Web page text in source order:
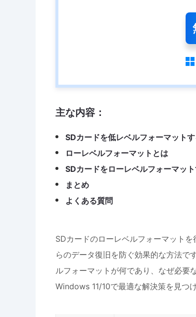

主な内容：
SDカードを低レベルフォーマット
ローレベルフォーマットとは
SDカードをローレベルフォーマッ
まとめ
よくある質問
SDカードのローレベルフォーマット
らのデータ復旧を防ぐ効果的な方法で
ルフォーマットが何であり、なぜ必要
Windows 11/10で最適な解決策を見つけ